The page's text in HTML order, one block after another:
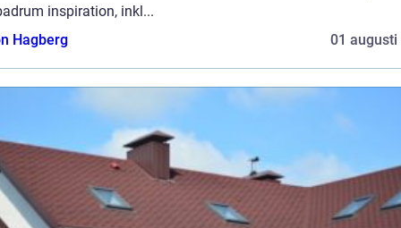
inspiration, inkl...
Hagberg
01 augusti